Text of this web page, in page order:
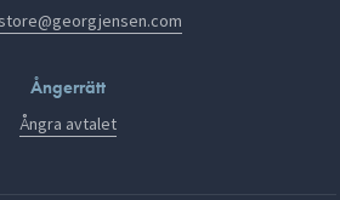
Ångerrätt
Ångra avtalet